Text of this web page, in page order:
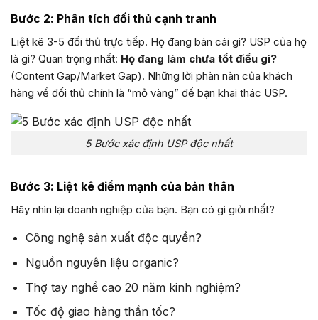
Bước 2: Phân tích đối thủ cạnh tranh
Liệt kê 3-5 đối thủ trực tiếp. Họ đang bán cái gì? USP của họ
là gì? Quan trọng nhất: Họ đang làm chưa tốt điều gì?
(Content Gap/Market Gap). Những lời phàn nàn của khách
hàng về đối thủ chính là “mỏ vàng” để bạn khai thác USP.
5 Bước xác định USP độc nhất
Bước 3: Liệt kê điểm mạnh của bản thân
Hãy nhìn lại doanh nghiệp của bạn. Bạn có gì giỏi nhất?
Công nghệ sản xuất độc quyền?
Nguồn nguyên liệu organic?
Thợ tay nghề cao 20 năm kinh nghiệm?
Tốc độ giao hàng thần tốc?